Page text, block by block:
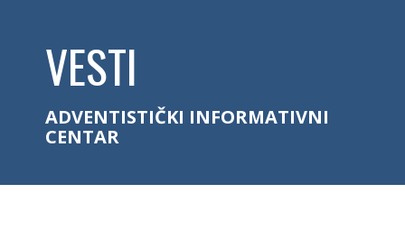
VESTI
ADVENTISTIČKI INFORMATIVNI
CENTAR